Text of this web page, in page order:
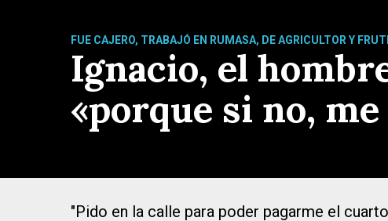
FUE CAJERO, TRABAJÓ EN RUMASA, DE AGRICULTOR Y
Ignacio, el
«porque si no,
"Pido en la calle para poder pagarme el